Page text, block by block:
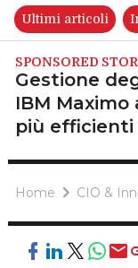
Ultimi articoli
SPONSORED
Gestione
IBM
più efficienti
Home CIO &